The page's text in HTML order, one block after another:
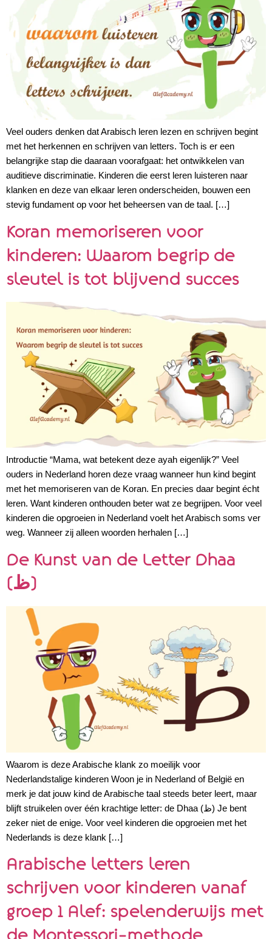
Veel ouders denken dat Arabisch leren lezen en schrijven begint
met het herkennen en schrijven van letters. Toch is er een
belangrijke stap die daaraan voorafgaat: het ontwikkelen van
auditieve discriminatie. Kinderen die eerst leren luisteren naar
klanken en deze van elkaar leren onderscheiden, bouwen een
stevig fundament op voor het beheersen van de taal. […]
Koran memoriseren voor
kinderen: Waarom begrip de
sleutel is tot blijvend succes
Introductie “Mama, wat betekent deze ayah eigenlijk?” Veel
ouders in Nederland horen deze vraag wanneer hun kind begint
met het memoriseren van de Koran. En precies daar begint écht
leren. Want kinderen onthouden beter wat ze begrijpen. Voor veel
kinderen die opgroeien in Nederland voelt het Arabisch soms ver
weg. Wanneer zij alleen woorden herhalen […]
De Kunst van de Letter Dhaa
(ظ)
Waarom is deze Arabische klank zo moeilijk voor
Nederlandstalige kinderen Woon je in Nederland of België en
merk je dat jouw kind de Arabische taal steeds beter leert, maar
blijft struikelen over één krachtige letter: de Dhaa (ظ) Je bent
zeker niet de enige. Voor veel kinderen die opgroeien met het
Nederlands is deze klank […]
Arabische letters leren
schrijven voor kinderen vanaf
groep 1 Alef: spelenderwijs met